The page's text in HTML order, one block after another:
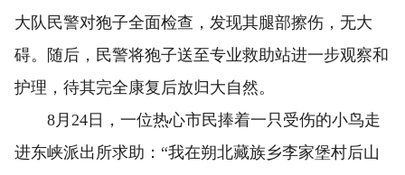
大队民警对狍子全面检查，发现其腿部擦伤，无大
碍。随后，民警将狍子送至专业救助站进一步观察和
护理，待其完全康复后放归大自然。
8月24日，一位热心市民捧着一只受伤的小鸟走
进东峡派出所求助：“我在朔北藏族乡李家堡村后山